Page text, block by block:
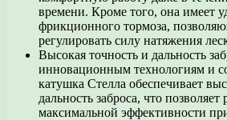
времени. Кроме того, она имеет
фрикционного тормоза,
регулировать силу натяжения
Высокая точность и дальность
инновационным технологиям и
катушка Стелла обеспечивает
дальность заброса, что
максимальной эффективности